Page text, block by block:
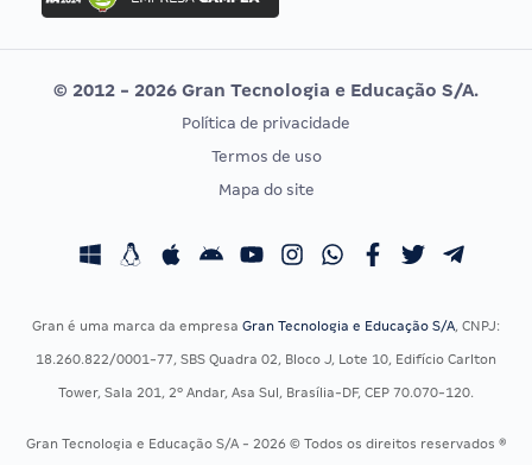
Concurso MPU
Editais publicados
Vunesp
CONCURSOS POR PROFISSÃO
Concursos Fiscais
Concursos Saúde
Residência Multiprofissional
EXAME DE ORDEM
Calendário OAB
© 2012 - 2026 Gran Tecnologia e Educação S/A.
Política de privacidade
Termos de uso
Mapa do site
Gran é uma marca da empresa Gran Tecnologia e Educação S/A, CNPJ:
18.260.822/0001-77, SBS Quadra 02, Bloco J, Lote 10, Edifício Carlton
Tower, Sala 201, 2º Andar, Asa Sul, Brasília-DF, CEP 70.070-120.
Gran Tecnologia e Educação S/A - 2026 © Todos os direitos reservados ®